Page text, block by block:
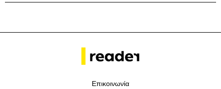
Επικοινωνία